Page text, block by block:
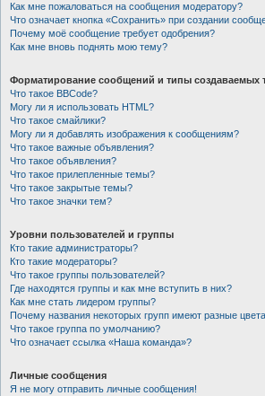
Как мне пожаловаться на сообщения модератору?
Что означает кнопка «Сохранить» при создании
Почему моё сообщение требует одобрения?
Как мне вновь поднять мою тему?
Форматирование сообщений и типы создаваемых
Что такое BBCode?
Могу ли я использовать HTML?
Что такое смайлики?
Могу ли я добавлять изображения к сообщениям?
Что такое важные объявления?
Что такое объявления?
Что такое прилепленные темы?
Что такое закрытые темы?
Что такое значки тем?
Уровни пользователей и группы
Кто такие администраторы?
Кто такие модераторы?
Что такое группы пользователей?
Где находятся группы и как мне вступить в них?
Как мне стать лидером группы?
Почему названия некоторых групп имеют разные
Что такое группа по умолчанию?
Что означает ссылка «Наша команда»?
Личные сообщения
Я не могу отправить личные сообщения!